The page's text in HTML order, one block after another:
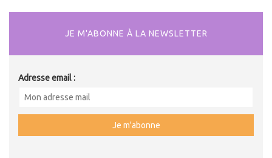
JE M'ABONNE À LA NEWSLETTER
Adresse email :